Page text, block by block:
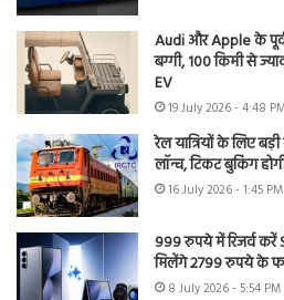
Audi और Apple के पूर्व
बग्गी, 100 किमी से
EV
19 July 2026 - 4:48
रेल यात्रियों के लिए
लॉन्च, टिकट बुकिंग
16 July 2026 - 1:45 PM
999 रुपये में रिजर्व
मिलेंगे 2799 रुपये के
8 July 2026 - 5:54 PM